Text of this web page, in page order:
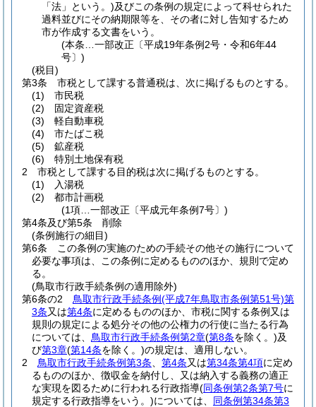
「法」という。)及びこの条例の規定によって科せられた
過料並びにその納期限等を、その者に対し告知するため
市が作成する文書をいう。
(本条…一部改正〔平成19年条例2号・令和6年44
号〕)
(税目)
第3条
市税として課する普通税は、次に掲げるものとする。
(1)
市民税
(2)
固定資産税
(3)
軽自動車税
(4)
市たばこ税
(5)
鉱産税
(6)
特別土地保有税
2
市税として課する目的税は次に掲げるものとする。
(1)
入湯税
(2)
都市計画税
(1項…一部改正〔平成元年条例7号〕)
第4条及び第5条
削除
(条例施行の細目)
第6条
この条例の実施のための手続その他その施行について
必要な事項は、この条例に定めるもののほか、規則で定め
る。
(鳥取市行政手続条例の適用除外)
第6条の2
鳥取市行政手続条例(平成7年鳥取市条例第51号)第
3条又は第4条に定めるもののほか、市税に関する条例又は
規則の規定による処分その他の公権力の行使に当たる行為
については、 鳥取市行政手続条例第2章(第8条を除く。)及
び第3章(第14条を除く。)の規定は、適用しない。
2
鳥取市行政手続条例第3条 第4条又は第34条第4項に定め
るもののほか、徴収金を納付し、又は納入する義務の適正
な実現を図るために行われる行政指導(同条例第2条第7号に
規定する行政指導をいう。)については、 同条例第34条第3